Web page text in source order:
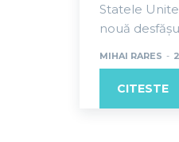
Statele
nouă
MIHAI RARES -
CITESTE